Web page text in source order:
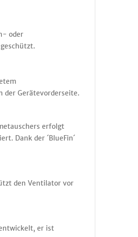
oder
der Gerätevorderseite.
erfolgt
Dank der ´BlueFin´
den Ventilator vor
er ist